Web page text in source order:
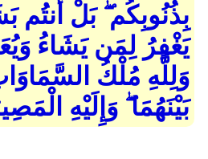
بِذُنُوبِكُم ۖ بَلْ
يَغْفِرُ لِمَن يَشَاءُ
وَلِلَّهِ مُلْكُ
بَيْنَهُمَا ۖ وَإِلَيْهِ